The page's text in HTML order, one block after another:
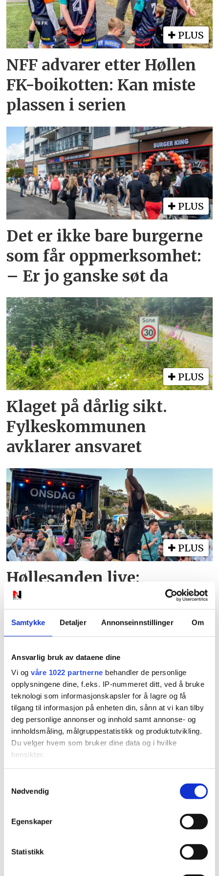
Samtykke Detaljer Annonseinnstillinger Om
Ansvarlig bruk av dataene dine
Vi og våre 1022 partnerne behandler de personlige
opplysningene dine, f.eks. IP-nummeret ditt, ved å bruke
teknologi som informasjonskapsler for å lagre og få
tilgang til informasjon på enheten din, sånn at vi kan tilby
deg personlige annonser og innhold samt annonse- og
innholdsmåling, målgruppestatistikk og produktutvikling.
Du velger hvem som bruker dine data og i hvilke
hensikter.
Innhente informasjon om den geografiske
Identifisere enheten din ved å aktivt skanne den for
Undermer info
kan du lese om hvordan dine personlige
Nødvendig
Egenskaper
Statistikk
PLUS
NFF advarer etter Høllen
FK-boikotten: Kan miste
plassen i serien
PLUS
Det er ikke bare burgerne
som får oppmerksomhet:
– Er jo ganske søt da
PLUS
Klaget på dårlig sikt.
Fylkeskommunen
avklarer ansvaret
PLUS
Høllesanden live:
Onsdagsbandet erstatter
TNT
PLUS
Nye skilt skaper
forvirring: Hvilken
fartsgrense gjelder